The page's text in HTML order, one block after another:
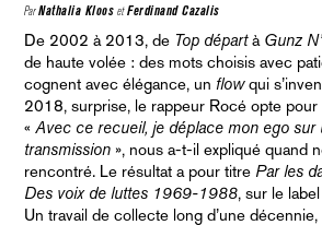
ParNathalia Kloos etFerdinand Cazalis
De 2002 à 2013, de Top départà Gunz
de haute volée : des mots choisis avec
cognent avec élégance, un flowqui
2018, surprise, le rappeur Rocé opte pour
«Avec ce recueil, je déplace mon ego sur
transmission », nous a-t-il expliqué quand
rencontré. Le résultat a pour titre Par les
Des voix de luttes 1969-1988, sur le
Un travail de collecte long d’une